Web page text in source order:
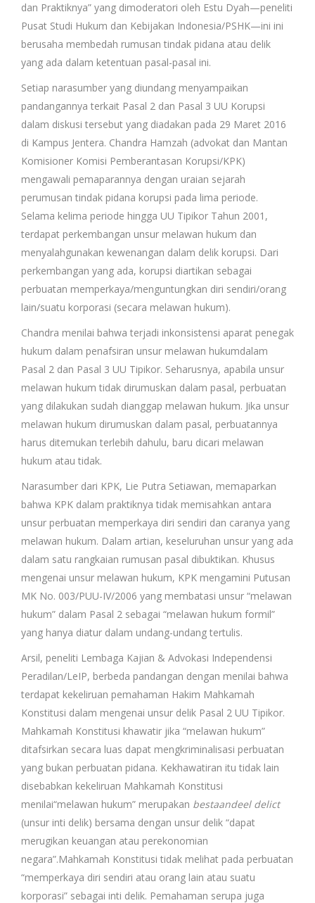
dan Praktiknya” yang dimoderatori oleh Estu Dyah—peneliti
Pusat Studi Hukum dan Kebijakan Indonesia/PSHK—ini ini
berusaha membedah rumusan tindak pidana atau delik
yang ada dalam ketentuan pasal-pasal ini.
Setiap narasumber yang diundang menyampaikan
pandangannya terkait Pasal 2 dan Pasal 3 UU Korupsi
dalam diskusi tersebut yang diadakan pada 29 Maret 2016
di Kampus Jentera. Chandra Hamzah (advokat dan Mantan
Komisioner Komisi Pemberantasan Korupsi/KPK)
mengawali pemaparannya dengan uraian sejarah
perumusan tindak pidana korupsi pada lima periode.
Selama kelima periode hingga UU Tipikor Tahun 2001,
terdapat perkembangan unsur melawan hukum dan
menyalahgunakan kewenangan dalam delik korupsi. Dari
perkembangan yang ada, korupsi diartikan sebagai
perbuatan memperkaya/menguntungkan diri sendiri/orang
lain/suatu korporasi (secara melawan hukum).
Chandra menilai bahwa terjadi inkonsistensi aparat penegak
hukum dalam penafsiran unsur melawan hukumdalam
Pasal 2 dan Pasal 3 UU Tipikor. Seharusnya, apabila unsur
melawan hukum tidak dirumuskan dalam pasal, perbuatan
yang dilakukan sudah dianggap melawan hukum. Jika unsur
melawan hukum dirumuskan dalam pasal, perbuatannya
harus ditemukan terlebih dahulu, baru dicari melawan
hukum atau tidak.
Narasumber dari KPK, Lie Putra Setiawan, memaparkan
bahwa KPK dalam praktiknya tidak memisahkan antara
unsur perbuatan memperkaya diri sendiri dan caranya yang
melawan hukum. Dalam artian, keseluruhan unsur yang ada
dalam satu rangkaian rumusan pasal dibuktikan. Khusus
mengenai unsur melawan hukum, KPK mengamini Putusan
MK No. 003/PUU-IV/2006 yang membatasi unsur “melawan
hukum” dalam Pasal 2 sebagai “melawan hukum formil”
yang hanya diatur dalam undang-undang tertulis.
Arsil, peneliti Lembaga Kajian & Advokasi Independensi
Peradilan/LeIP, berbeda pandangan dengan menilai bahwa
terdapat kekeliruan pemahaman Hakim Mahkamah
Konstitusi dalam mengenai unsur delik Pasal 2 UU Tipikor.
Mahkamah Konstitusi khawatir jika “melawan hukum”
ditafsirkan secara luas dapat mengkriminalisasi perbuatan
yang bukan perbuatan pidana. Kekhawatiran itu tidak lain
disebabkan kekeliruan Mahkamah Konstitusi
menilai“melawan hukum” merupakan bestaandeel delict
(unsur inti delik) bersama dengan unsur delik “dapat
merugikan keuangan atau perekonomian
negara”.Mahkamah Konstitusi tidak melihat pada perbuatan
“memperkaya diri sendiri atau orang lain atau suatu
korporasi” sebagai inti delik. Pemahaman serupa juga